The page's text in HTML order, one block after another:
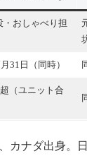
・おしゃべり担
31日（同時）
（ユニット合
カナダ出身。